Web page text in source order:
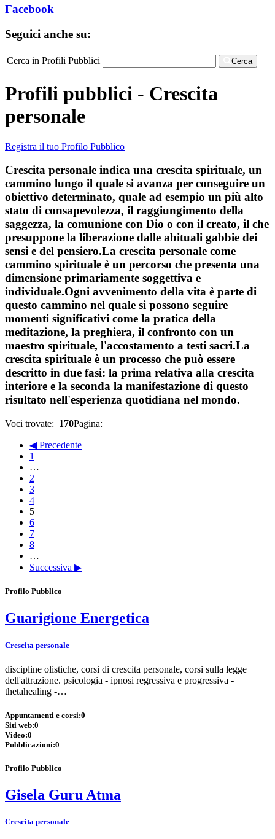
Facebook
Seguici anche su:
Cerca in Profili Pubblici Cerca
Profili pubblici - Crescita
personale
Registra il tuo Profilo Pubblico
Crescita personale indica una crescita spirituale, un
cammino lungo il quale si avanza per conseguire un
obiettivo determinato, quale ad esempio un più alto
stato di consapevolezza, il raggiungimento della
saggezza, la comunione con Dio o con il creato, il che
presuppone la liberazione dalle abituali gabbie dei
sensi e del pensiero.La crescita personale come
cammino spirituale è un percorso che presenta una
dimensione primariamente soggettiva e
individuale.Ogni avvenimento della vita è parte di
questo cammino nel quale si possono seguire
momenti significativi come la pratica della
meditazione, la preghiera, il confronto con un
maestro spirituale, l'accostamento a testi sacri.La
crescita spirituale è un processo che può essere
descritto in due fasi: la prima relativa alla crescita
interiore e la seconda la manifestazione di questo
risultato nell'esperienza quotidiana nel mondo.
Voci trovate: 170Pagina:
◀ Precedente
1
…
2
3
4
5
6
7
8
…
Successiva ▶
Profilo Pubblico
Guarigione Energetica
Crescita personale
discipline olistiche, corsi di crescita personale, corsi sulla legge
dell'attrazione. psicologia - ipnosi regressiva e progressiva -
thetahealing -…
Appuntamenti e corsi:0
Siti web:0
Video:0
Pubblicazioni:0
Profilo Pubblico
Gisela Guru Atma
Crescita personale